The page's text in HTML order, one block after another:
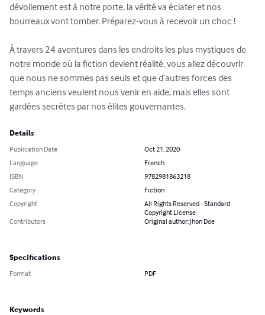
dévoilement est à notre porte, la vérité va éclater et nos
bourreaux vont tomber. Préparez-vous à recevoir un choc !
À travers 24 aventures dans les endroits les plus mystiques de
notre monde où la fiction devient réalité, vous allez découvrir
que nous ne sommes pas seuls et que d’autres forces des
temps anciens veulent nous venir en aide, mais elles sont
gardées secrètes par nos élites gouvernantes.
Details
Publication Date
Oct 21, 2020
Language
French
ISBN
9782981863218
Category
Fiction
Copyright
All Rights Reserved - Standard
Copyright License
Contributors
Original author: Jhon Doe
Specifications
Format PDF
Keywords